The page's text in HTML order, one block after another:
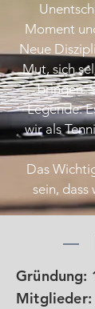
Moment
Neue
Mut, sich
bringen.
Legende:
wir als
Das
sein, dass
Gründung:
Mitglieder: